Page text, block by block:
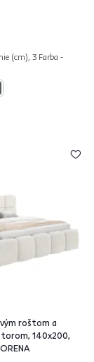
(cm), 3 Farba -
roštom a
140x200,